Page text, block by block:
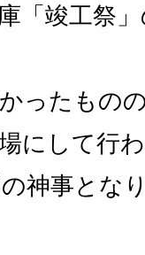
「竣工祭
ったもの
にして行
神事とな